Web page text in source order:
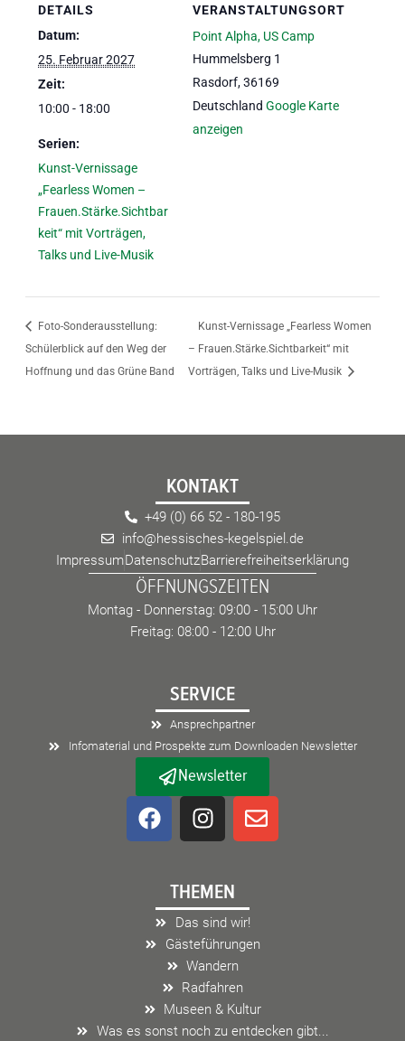
DETAILS
Datum:
25. Februar 2027
Zeit:
10:00 - 18:00
Serien:
Kunst-Vernissage
„Fearless Women –
Frauen.Stärke.Sichtbar
keit“ mit Vorträgen,
Talks und Live-Musik
VERANSTALTUNGSORT
Point Alpha, US Camp
Hummelsberg 1
Rasdorf, 36169
Deutschland Google Karte
anzeigen
Foto-Sonderausstellung:
Schülerblick auf den Weg der
Hoffnung und das Grüne Band
Kunst-Vernissage „Fearless Women
– Frauen.Stärke.Sichtbarkeit“ mit
Vorträgen, Talks und Live-Musik
KONTAKT
+49 (0) 66 52 - 180-195
info@hessisches-kegelspiel.de
ImpressumDatenschutzBarrierefreiheitserklärung
ÖFFNUNGSZEITEN
Montag - Donnerstag: 09:00 - 15:00 Uhr
Freitag: 08:00 - 12:00 Uhr
SERVICE
Ansprechpartner
Infomaterial und Prospekte zum Downloaden Newsletter
Newsletter
F
a
o
o
I
n
a
g
r
a
m
E
n
p
THEMEN
Das sind wir!
Gästeführungen
Wandern
Radfahren
Museen & Kultur
Was es sonst noch zu entdecken gibt...